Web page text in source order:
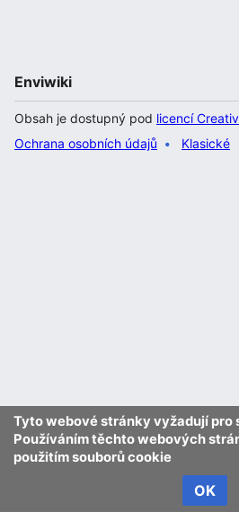
Tyto webové stránky vyžadují pro
Používáním těchto webových
použitím souborů cookie
OK
Enviwiki
Obsah je dostupný pod licencí
Ochrana osobních údajů
Klasické